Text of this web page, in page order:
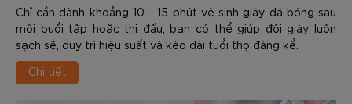
Chỉ cần dành khoảng 10 - 15 phút vệ sinh giày đá bóng sau
mỗi buổi tập hoặc thi đấu, bạn có thể giúp đôi giày luôn
sạch sẽ, duy trì hiệu suất và kéo dài tuổi thọ đáng kể.
Chi tiết